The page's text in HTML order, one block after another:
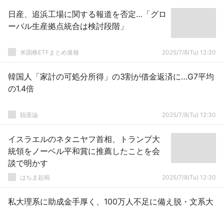
日産、追浜工場に関する報道を否定…「グロ
ーバル生産拠点統合は検討段階」
米国株ETFまとめ速報 2025/7/8(Tu) 12:30
韓国人「家計の可処分所得」の3割が借金返済に…G7平均
の1.4倍
脱亜論 2025/7/8(Tu) 12:30
イスラエルのネタニヤフ首相、トランプ大
統領をノーベル平和賞に推薦したことを会
談で明かす
はちま起稿 2025/7/8(Tu) 12:30
私大理系に助成金手厚く、100万人不足に備え脱・文系大